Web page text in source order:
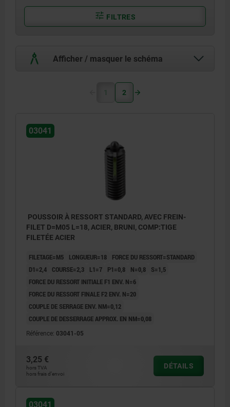
FILTRES
Afficher / masquer le schéma
L2 = env. deux pas
1 2
03041
POUSSOIR À RESSORT STANDARD, AVEC FREIN-
FILET D=M05 L=18, ACIER, BRUNI, COMP:TIGE
FILETÉE ACIER
FILETAGE=M5 LONGUEUR=18
FORCE DU RESSORT=STANDARD
D1=2,4
COURSE=2,3 L1=7 P1=0,8 N=0,8
S=1,5
FORCE DU RESSORT INITIALE F1 ENV. N=6
FORCE DU RESSORT FINALE F2 ENV. N=20
COUPLE DE SERRAGE ENV. NM=0,12
COUPLE DE DESSERRAGE APPROX. EN NM=0,08
Référence: 03041-05
3,25 €
hors TVA
hors frais d’envoi
DÉTAILS
03041